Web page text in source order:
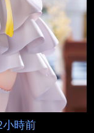
小時前